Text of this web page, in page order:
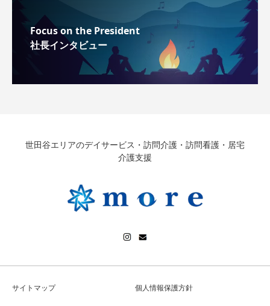
Focus on the President
社長インタビュー
世田谷エリアのデイサービス・訪問介護・訪問看護・居宅
介護支援
サイトマップ 個人情報保護方針